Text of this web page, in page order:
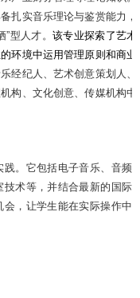
扎实音乐理论与鉴赏能力，
”型人才。 该专业探索了艺术
环境中运用管理原则和商业
经纪人、艺术创意策划人、
构、文化创意、传媒机构中
。它包括电子音乐、音频
术等，并结合最新的国际
，让学生能在实际操作中